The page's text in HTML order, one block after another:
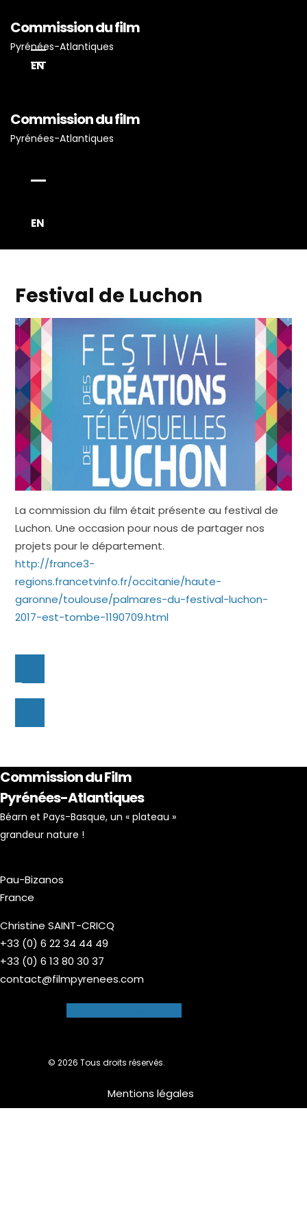
Commission du film
Pyrénées-Atlantiques
EN
Commission du film
Pyrénées-Atlantiques
EN
Accueil
Actualités
Festival de Luchon
La commission du film était présente au festival de
Luchon. Une occasion pour nous de partager nos
projets pour le département.
http://france3-
regions.francetvinfo.fr/occitanie/haute-
garonne/toulouse/palmares-du-festival-luchon-
2017-est-tombe-1190709.html
Commission du Film
Pyrénées-Atlantiques
Béarn et Pays-Basque, un « plateau »
grandeur nature !
Pau-Bizanos
France
Christine SAINT-CRICQ
+33 (0) 6 22 34 44 49
+33 (0) 6 13 80 30 37
contact@filmpyrenees.com
© 2026 Tous droits réservés.
Mentions légales